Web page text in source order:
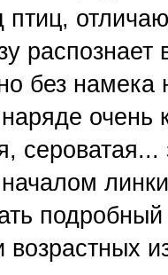
птиц,
без намека
очень
началом
возрастных